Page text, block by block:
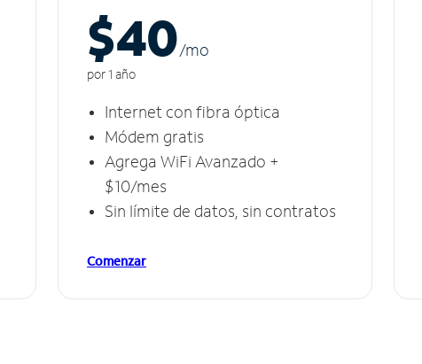
$40/mo
por 1 año
Internet con fibra óptica
Módem gratis
Agrega WiFi Avanzado +
$10/mes
Sin límite de datos, sin contratos
Comenzar